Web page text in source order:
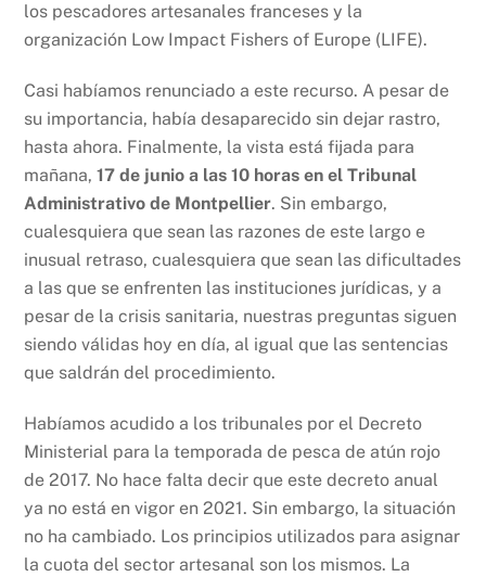
los pescadores artesanales franceses y la
organización Low Impact Fishers of Europe (LIFE).
Casi habíamos renunciado a este recurso. A pesar de
su importancia, había desaparecido sin dejar rastro,
hasta ahora. Finalmente, la vista está fijada para
mañana,17 de junio a las 10 horas en el Tribunal
Administrativo de Montpellier. Sin embargo,
cualesquiera que sean las razones de este largo e
inusual retraso, cualesquiera que sean las dificultades
a las que se enfrenten las instituciones jurídicas, y a
pesar de la crisis sanitaria, nuestras preguntas siguen
siendo válidas hoy en día, al igual que las sentencias
que saldrán del procedimiento.
Habíamos acudido a los tribunales por el Decreto
Ministerial para la temporada de pesca de atún rojo
de 2017. No hace falta decir que este decreto anual
ya no está en vigor en 2021. Sin embargo, la situación
no ha cambiado. Los principios utilizados para asignar
la cuota del sector artesanal son los mismos. La